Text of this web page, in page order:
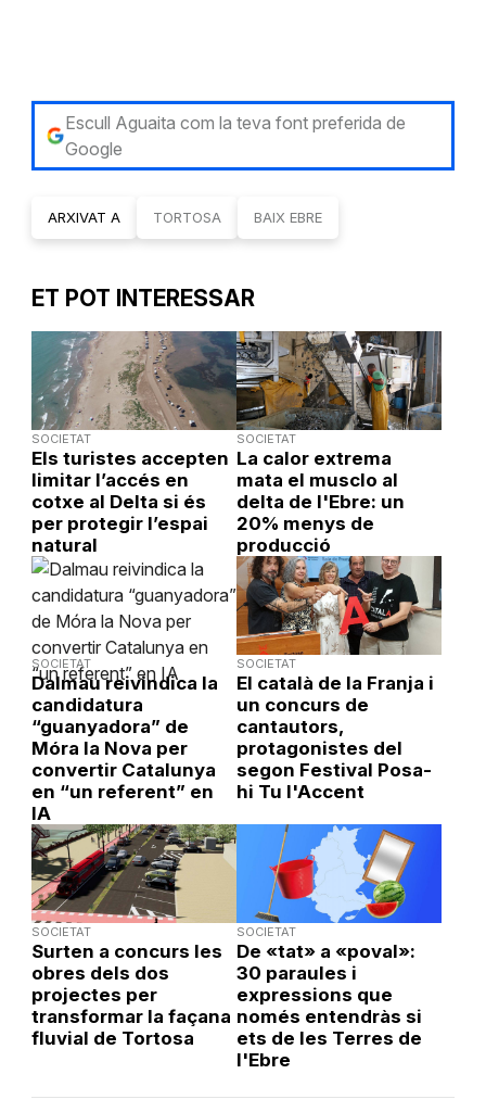
Escull Aguaita com la teva font preferida de
Google
ARXIVAT A TORTOSA BAIX EBRE
ET POT INTERESSAR
SOCIETAT
Els turistes accepten
limitar l’accés en
cotxe al Delta si és
per protegir l’espai
natural
SOCIETAT
La calor extrema
mata el musclo al
delta de l'Ebre: un
20% menys de
producció
SOCIETAT
Dalmau reivindica la
candidatura
“guanyadora” de
Móra la Nova per
convertir Catalunya
en “un referent” en
IA
SOCIETAT
El català de la Franja i
un concurs de
cantautors,
protagonistes del
segon Festival Posa-
hi Tu l'Accent
SOCIETAT
Surten a concurs les
obres dels dos
projectes per
transformar la façana
fluvial de Tortosa
SOCIETAT
De «tat» a «poval»:
30 paraules i
expressions que
només entendràs si
ets de les Terres de
l'Ebre